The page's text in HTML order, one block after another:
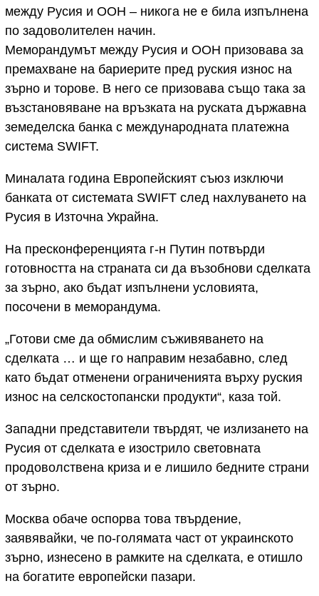
между Русия и ООН – никога не е била изпълнена
по задоволителен начин.
Меморандумът между Русия и ООН призовава за
премахване на бариерите пред руския износ на
зърно и торове. В него се призовава също така за
възстановяване на връзката на руската държавна
земеделска банка с международната платежна
система SWIFT.
Миналата година Европейският съюз изключи
банката от системата SWIFT след нахлуването на
Русия в Източна Украйна.
На пресконференцията г-н Путин потвърди
готовността на страната си да възобнови сделката
за зърно, ако бъдат изпълнени условията,
посочени в меморандума.
„Готови сме да обмислим съживяването на
сделката … и ще го направим незабавно, след
като бъдат отменени ограниченията върху руския
износ на селскостопански продукти“, каза той.
Западни представители твърдят, че излизането на
Русия от сделката е изострило световната
продоволствена криза и е лишило бедните страни
от зърно.
Москва обаче оспорва това твърдение,
заявявайки, че по-голямата част от украинското
зърно, изнесено в рамките на сделката, е отишло
на богатите европейски пазари.